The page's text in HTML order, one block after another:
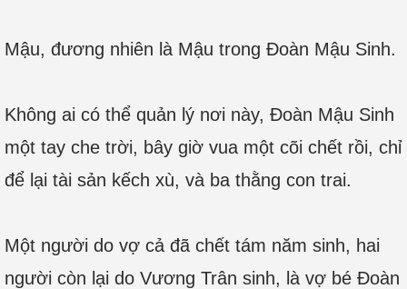
Mậu, đương nhiên là Mậu trong Đoàn Mậu Sinh.
Không ai có thể quản lý nơi này, Đoàn Mậu Sinh
một tay che trời, bây giờ vua một cõi chết rồi, chỉ
để lại tài sản kếch xù, và ba thằng con trai.
Một người do vợ cả đã chết tám năm sinh, hai
người còn lại do Vương Trân sinh, là vợ bé Đoàn